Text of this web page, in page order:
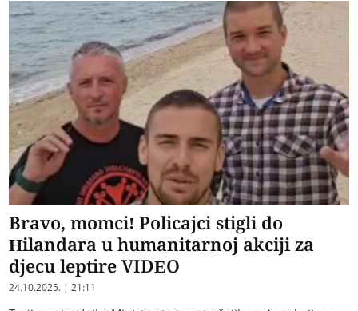
Bravo, momci! Policajci stigli do
Hilandara u humanitarnoj akciji za
djecu leptire VIDEO
24.10.2025. | 21:11